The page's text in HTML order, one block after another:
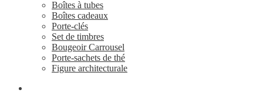
Boîtes à tubes
Boîtes cadeaux
Porte-clés
Set de timbres
Bougeoir Carrousel
Porte-sachets de thé
Figure architecturale